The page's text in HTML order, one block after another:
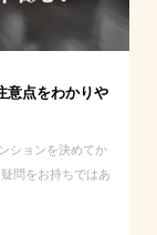
意点をわかりや
ションを決めてか